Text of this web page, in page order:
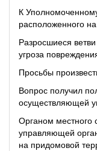
К
расположенного
Разросшиеся
угроза
Просьбы
Вопрос получил
осуществляющей
Органом местного
управляющей
на придомовой